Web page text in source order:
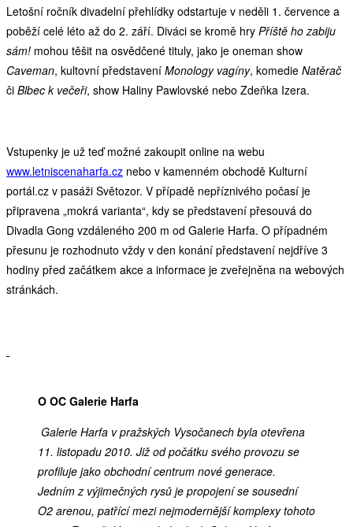
Letošní ročník divadelní přehlídky odstartuje v neděli 1. července a
poběží celé léto až do 2. září. Diváci se kromě hry Příště ho zabiju
sám! mohou těšit na osvědčené tituly, jako je oneman show
Caveman, kultovní představení Monology vagíny, komedie Natěrač
či Blbec k večeři, show Haliny Pawlovské nebo Zdeňka Izera.
Vstupenky je už teď možné zakoupit online na webu
www.letniscenaharfa.cz nebo v kamenném obchodě Kulturní
portál.cz v pasáži Světozor. V případě nepříznivého počasí je
připravena „mokrá varianta“, kdy se představení přesouvá do
Divadla Gong vzdáleného 200 m od Galerie Harfa. O případném
přesunu je rozhodnuto vždy v den konání představení nejdříve 3
hodiny před začátkem akce a informace je zveřejněna na webových
stránkách.
O OC Galerie Harfa
Galerie Harfa v pražských Vysočanech byla otevřena
11. listopadu 2010. Již od počátku svého provozu se
profiluje jako obchodní centrum nové generace.
Jedním z výjimečných rysů je propojení se sousední
O2 arenou, patřící mezi nejmodernější komplexy tohoto